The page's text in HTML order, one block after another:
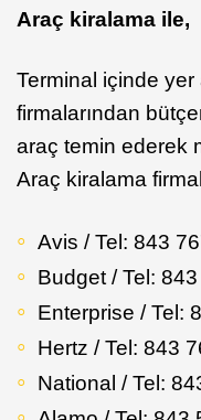
Araç kiralama ile,
Terminal içinde
firmalarından
araç temin ederek
Araç kiralama
Avis / Tel: 843
Budget / Tel:
Enterprise / Tel:
Hertz / Tel: 843
National / Tel: